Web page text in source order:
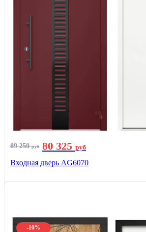
89 250руб 80 325 руб
Входная дверь AG6070
-10%